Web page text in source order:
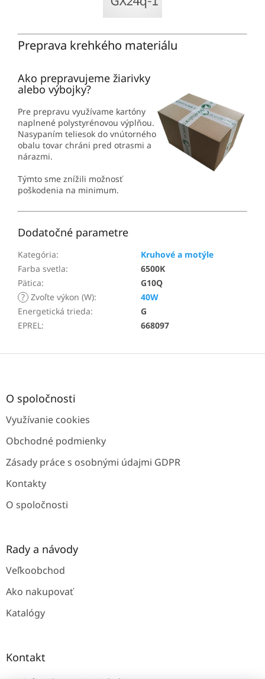
Preprava krehkého materiálu
Ako prepravujeme žiarivky
alebo výbojky?
Pre prepravu využívame kartóny
naplnené polystyrénovou výplňou.
Nasypaním teliesok do vnútorného
obalu tovar chráni pred otrasmi a
nárazmi.
Týmto sme znížili možnosť
poškodenia na minimum.
Dodatočné parametre
Kategória:
Kruhové a motýle
Farba svetla:
6500K
Pätica:
G10Q
? Zvoľte výkon (W):
40W
Energetická trieda:
G
EPREL : 668097
Z
O spoločnosti
Využívanie cookies
Obchodné podmienky
Zásady práce s osobnými údajmi GDPR
Kontakty
O spoločnosti
Rady a návody
Veľkoobchod
Ako nakupovať
Katalógy
Kontakt